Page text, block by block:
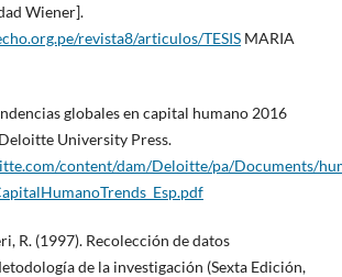
Wiener].
revista8/articulos/TESISMARIA
globales en capital humano 2016
University Press.
content/dam/Deloitte/pa/Documents/
R. (1997). Recolección de datos
de la investigación (Sexta Edición,